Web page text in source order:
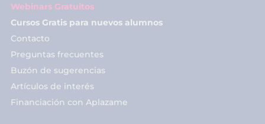
Webinars Gratuitos
Cursos Gratis para nuevos alumnos
Contacto
Preguntas frecuentes
Buzón de sugerencias
Artículos de interés
Financiación con Aplazame